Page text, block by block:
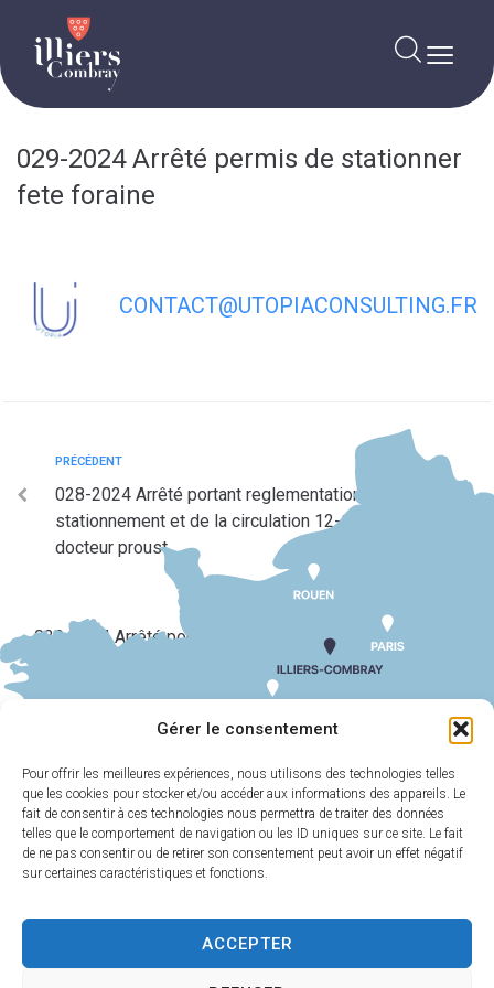
Gérer le consentement
Pour offrir les meilleures expériences, nous utilisons des technologies telles
que les cookies pour stocker et/ou accéder aux informations des appareils. Le
fait de consentir à ces technologies nous permettra de traiter des données
telles que le comportement de navigation ou les ID uniques sur ce site. Le fait
de ne pas consentir ou de retirer son consentement peut avoir un effet négatif
sur certaines caractéristiques et fonctions.
ACCEPTER
029-2024 Arrêté permis de stationner
fete foraine
CONTACT@UTOPIACONSULTING.FR
PRÉCÉDENT
028-2024 Arrêté portant reglementation du
stationnement et de la circulation 12-14 rue du
docteur proust
030-2024 Arrêté portant autorisation d’occupation du
domaine public pour fete foraine du printemps 2024
HORAIRES
D'OUVERTURE
Du lundi au
vendredi :9h00-
17h30
MAIRIE
D'ILLIERS-
COMBRAY
11 Rue Philebert
Poulain
Combray
02 37 24 00 05